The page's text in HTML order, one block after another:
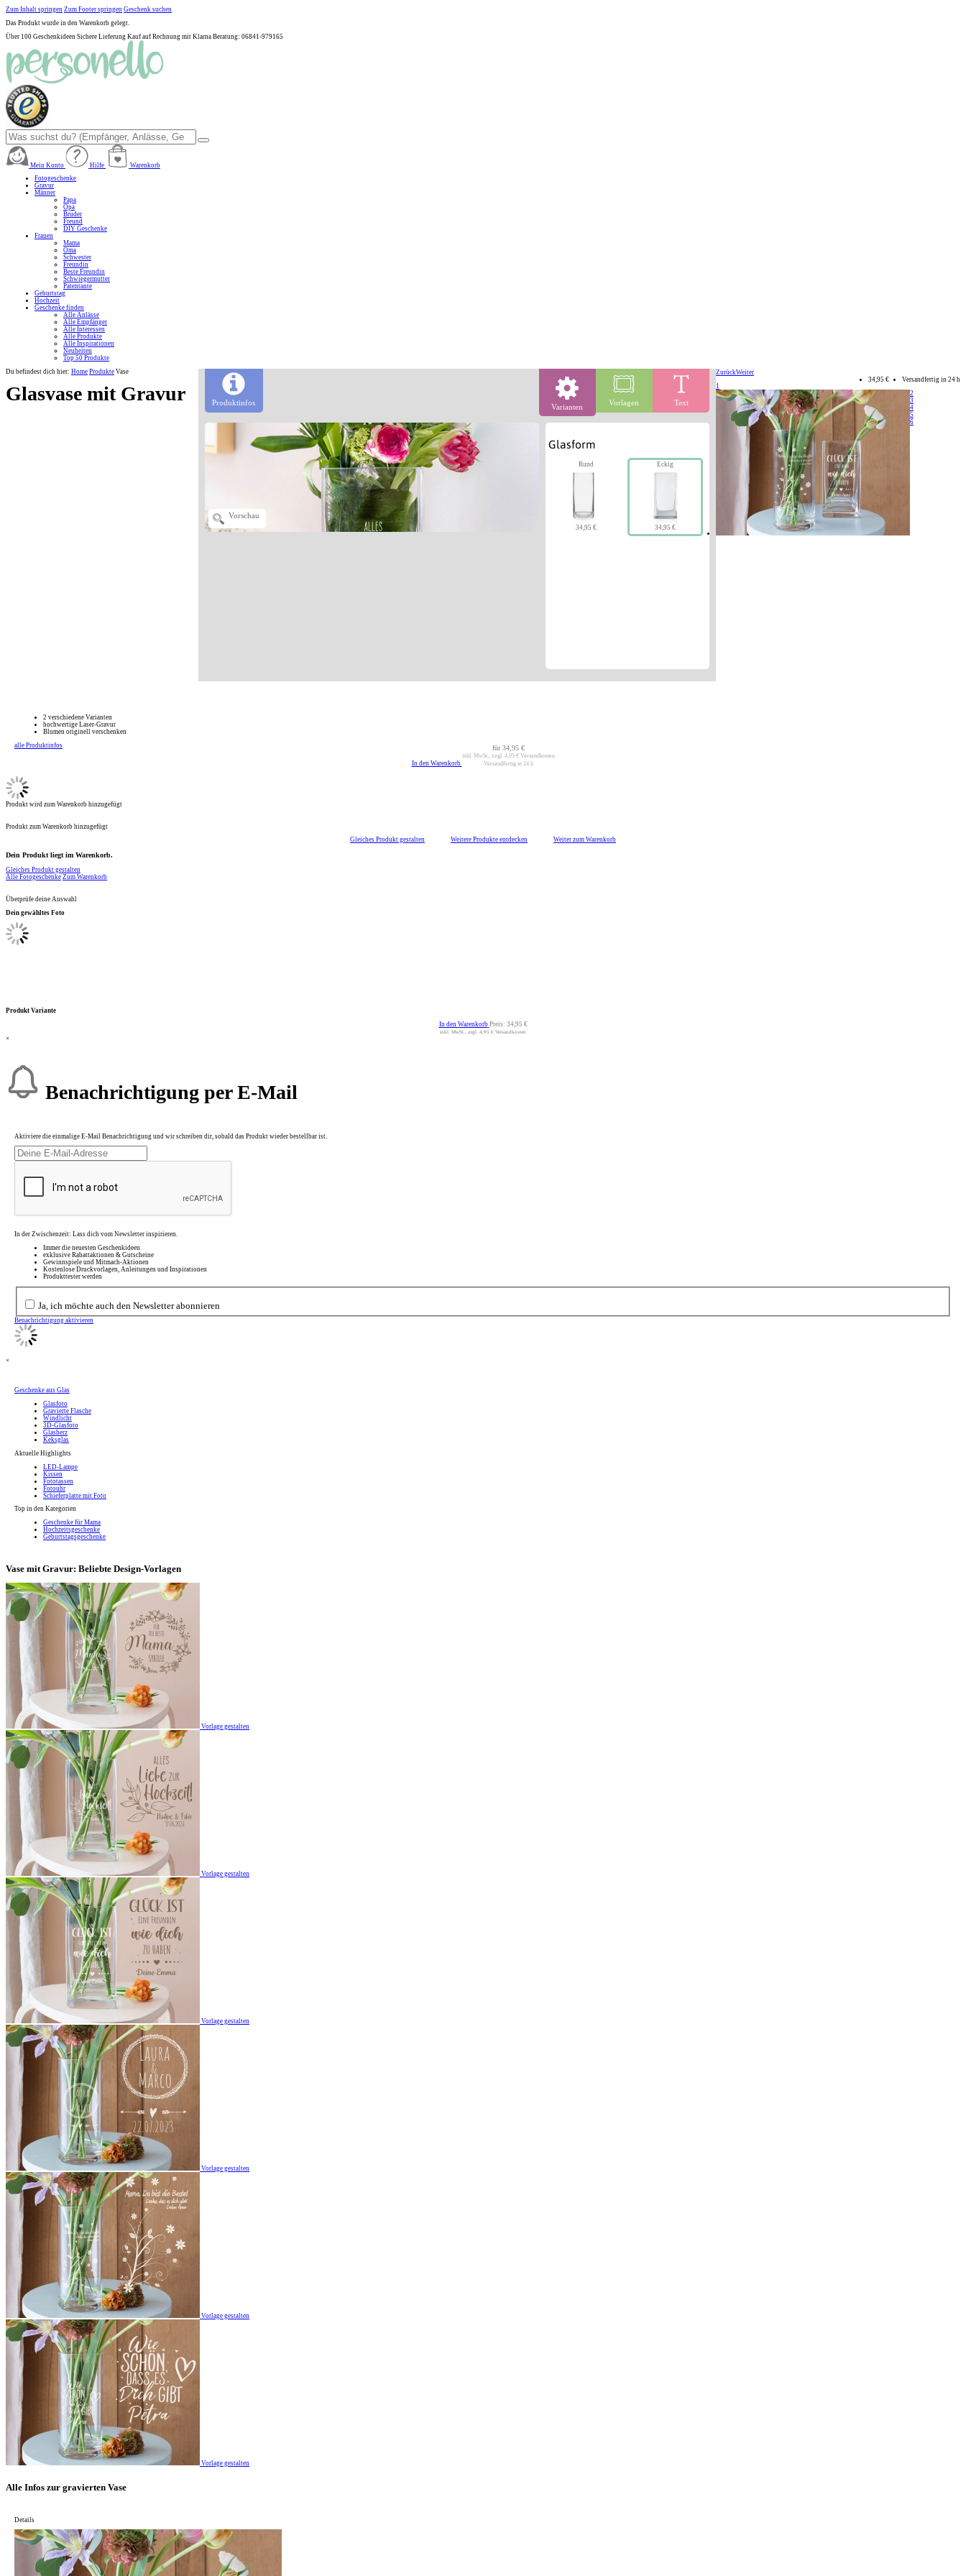
Zum Inhalt springen Zum Footer springen Geschenk suchen
Das Produkt wurde in den Warenkorb gelegt.
Über 100 Geschenkideen Sichere Lieferung Kauf auf Rechnung mit Klarna Beratung: 06841-979165
Mein Konto Hilfe
Warenkorb
Fotogeschenke
Gravur
Männer
Papa
Opa
Bruder
Freund
DIY Geschenke
Frauen
Mama
Oma
Schwester
Freundin
Beste Freundin
Schwiegermutter
Patentante
Geburtstag
Hochzeit
Geschenke finden
Alle Anlässe
Alle Empfänger
Alle Interessen
Alle Produkte
Alle Inspirationen
Neuheiten
Top 50 Produkte
Du befindest dich hier: Home Produkte Vase
Glasvase mit Gravur
34,95 € Versandfertig in 24 h
Produktinfos Varianten Vorlagen Text
Vorschau
Glasform
Rund
34,95 €
Eckig
34,95 €
ZurückWeiter
1
2
3
4
5
6
2 verschiedene Varianten
hochwertige Laser-Gravur
Blumen originell verschenken
alle Produktinfos
In den Warenkorb
für34,95 €
inkl. MwSt., zzgl. 4,95 €Versandkosten
Versandfertig in 24 h
Produkt wird zum Warenkorb hinzugefügt
Produkt zum Warenkorb hinzugefügt
Gleiches Produkt gestalten
Weitere Produkte entdecken Weiter zum Warenkorb
Dein Produkt liegt im Warenkorb.
Gleiches Produkt gestalten
Alle Fotogeschenke Zum Warenkorb
Überprüfe deine Auswahl
Dein gewähltes Foto
Produkt Variante
In den Warenkorb Preis: 34,95 €
inkl. MwSt., zzgl. 4,95 € Versandkosten
×
Benachrichtigung per E-Mail
Aktiviere die einmalige E-Mail Benachrichtigung und wir schreiben dir, sobald das Produkt wieder bestellbar ist.
In der Zwischenzeit: Lass dich vom Newsletter inspirieren.
Immer die neuesten Geschenkideen
exklusive Rabattaktionen & Gutscheine
Gewinnspiele und Mitmach-Aktionen
Kostenlose Druckvorlagen, Anleitungen und Inspirationen
Produkttester werden
Ja, ich möchte auch den Newsletter abonnieren
Benachrichtigung aktivieren
×
Geschenke aus Glas
Glasfoto
Gravierte Flasche
Windlicht
3D-Glasfoto
Glasherz
Keksglas
Aktuelle Highlights
LED-Lampe
Kissen
Fototassen
Fotouhr
Schieferplatte mit Foto
Top in den Kategorien
Geschenke für Mama
Hochzeitsgeschenke
Geburtstagsgeschenke
Vase mit Gravur: Beliebte Design-Vorlagen
Vorlage gestalten
Vorlage gestalten
Vorlage gestalten
Vorlage gestalten
Vorlage gestalten
Vorlage gestalten
Alle Infos zur gravierten Vase
Details